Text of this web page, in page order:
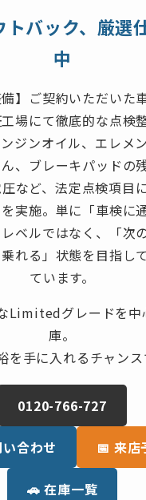
トバック、厳選
中
備】ご契約いただいた
場にて徹底的な点検
ジンオイル、エレメ
、ブレーキパッドの
など、法定点検項目
実施。単に「車検に
ベルではなく、「次
れる」状態を目指し
ています。
Limitedグレードを中
庫。
を手に入れるチャンス
0120-766-727
合わせ 📅 来店
🚗 在庫一覧